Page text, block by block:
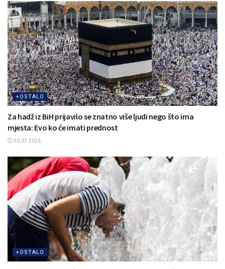
+OSTALO
Za hadž iz BiH prijavilo se znatno više ljudi nego što ima
mjesta: Evo ko će imati prednost
30.07.2026.
+OSTALO